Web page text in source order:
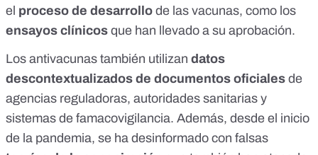
el proceso de desarrollo de las vacunas, como los
ensayos clínicos que han llevado a su aprobación.
Los antivacunas también utilizan datos
descontextualizados de documentos oficiales de
agencias reguladoras, autoridades sanitarias y
sistemas de famacovigilancia. Además, desde el inicio
de la pandemia, se ha desinformado con falsas